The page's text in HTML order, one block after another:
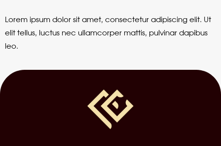
Lorem ipsum dolor sit amet, consectetur adipiscing elit. Ut
elit tellus, luctus nec ullamcorper mattis, pulvinar dapibus
leo.